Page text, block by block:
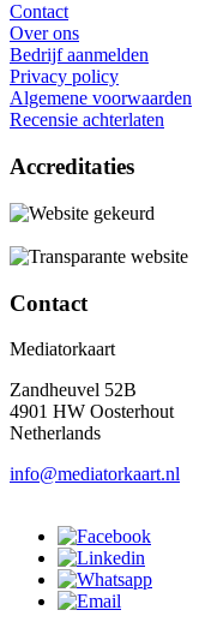
Contact
Over ons
Bedrijf aanmelden
Privacy policy
Algemene voorwaarden
Recensie achterlaten
Accreditaties
Contact
Mediatorkaart
Zandheuvel 52B
4901 HW Oosterhout
Netherlands
info@mediatorkaart.nl